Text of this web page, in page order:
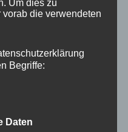
sich selbst, wirkte
sich selbst völlig
folgerichtig – er
zwei Chancen
gehören zum
Um dies zu
die verwendeten
Begriffe:
Daten